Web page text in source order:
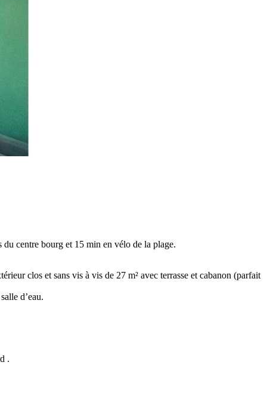
du centre bourg et 15 min en vélo de la plage.
clos et sans vis à vis de 27 m² avec terrasse et cabanon (parfait
d’eau.
.